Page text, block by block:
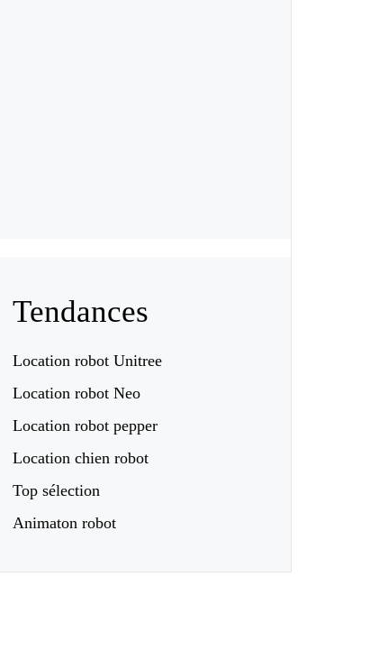
Tendances
Location robot Unitree
Location robot Neo
Location robot pepper
Location chien robot
Top sélection
Animaton robot